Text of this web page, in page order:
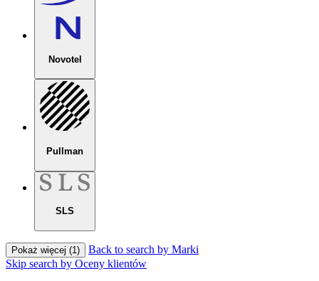
Novotel
Pullman
SLS
Pokaż więcej (1)
Back to search by Marki
Skip search by Oceny klientów